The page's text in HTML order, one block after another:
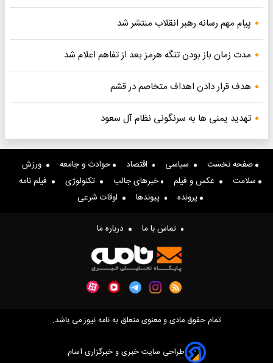
پیام مهم رسانه رهبر انقلاب منتشر شد
مدت زمان باز بودن تنگه هرمز بعد از تفاهم اعلام شد
هدف قرار دادن اهداف متخاصم در قشم
تهدید یمنی ها به سرنگونی نظام آل سعود
صفحه نخست سیاسی اقتصاد حوادث و جامعه
ورزش
سلامت
عکس و فیلم خبرهای جالب تکنولوژی
فیلم نامه
پرونده
پیوندها اوقات شرعی
تماس با ما درباره ما
تمام حقوق مادی و معنوی متعلق به نامه نیوز می باشد.
طراحی سایت خبری و خبرگزاری آسام